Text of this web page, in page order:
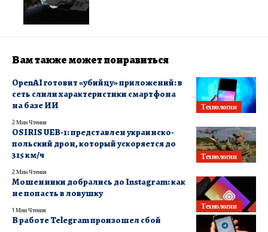
Вам также может понравиться
Технологии
OpenAI готовит «убийцу» приложений: в
сеть слили характеристики смартфона
на базе ИИ
2 Мин Чтения
Технологии
OSIRIS UEB-1: представлен украинско-
польский дрон, который ускоряется до
315 км/ч
2 Мин Чтения
Технологии
Мошенники добрались до Instagram: как
не попасть в ловушку
1 Мин Чтения
В работе Telegram произошел сбой